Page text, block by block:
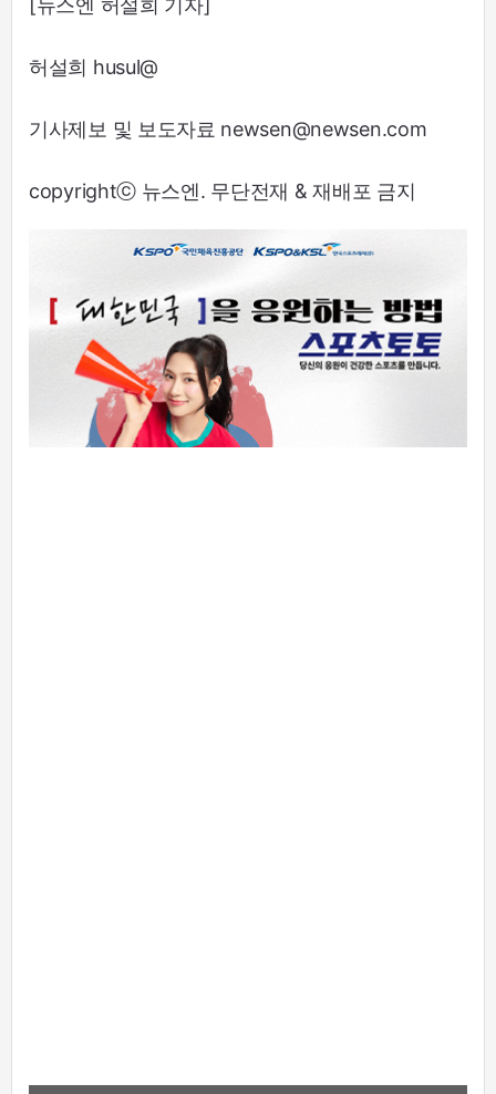
[뉴스엔 허설희 기자]
허설희 husul@
기사제보 및 보도자료 newsen@newsen.com
copyrightⓒ 뉴스엔. 무단전재 & 재배포 금지